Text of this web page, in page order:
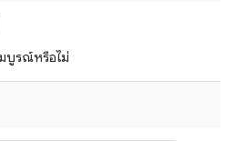
มบูรณ์หรือไม่